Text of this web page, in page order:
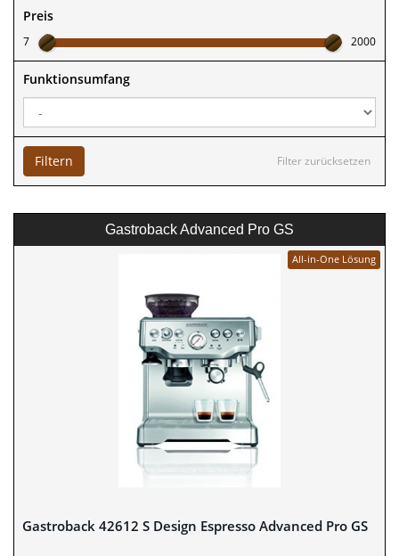
Preis
7 2000
Funktionsumfang
Filter zurücksetzen
Filtern
Gastroback Advanced Pro GS
All-in-One Lösung
Gastroback 42612 S Design Espresso Advanced Pro GS